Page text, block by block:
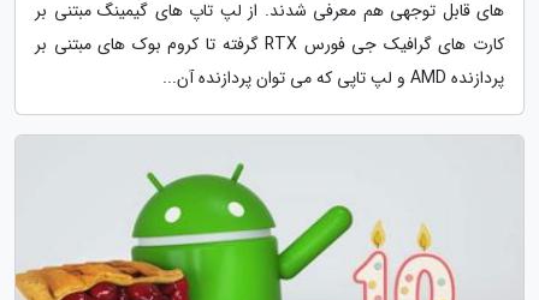
های قابل توجهی هم معرفی شدند. از لپ تاپ های گیمینگ مبتنی بر
کارت های گرافیک جی فورس RTX گرفته تا کروم بوک های مبتنی بر
پردازنده AMD و لپ تاپی که می توان پردازنده آن...